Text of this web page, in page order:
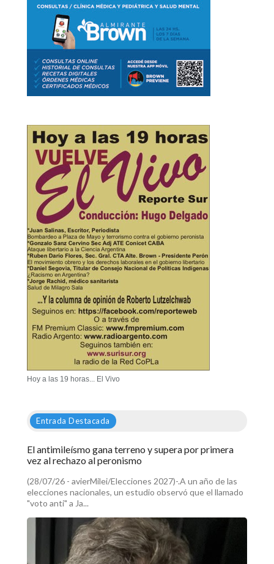
Hoy a las 19 horas... El Vivo
Entrada Destacada
El antimileísmo gana terreno y supera por primera
vez al rechazo al peronismo
(28/07/26 - avierMilei/Elecciones 2027)-.A un año de las
elecciones nacionales, un estudio observó que el llamado
"voto anti" a Ja...